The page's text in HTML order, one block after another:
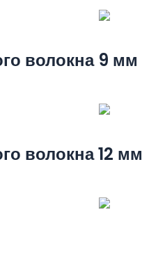
волокна 9 мм
волокна 12 мм